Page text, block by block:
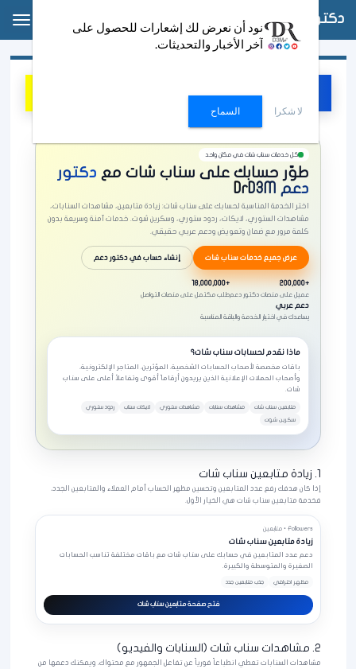
دكتور دعم
كل خدمات سناب شات في مكان واحد
طوّر حسابك على سناب شات مع دكتور
دعم DrD3M
اختر الخدمة المناسبة لحسابك على سناب شات: زيادة متابعين، مشاهدات السنابات،
مشاهدات الستوري، لايكات، ردود ستوري، وسكرين شوت. خدمات آمنة وسريعة بدون
كلمة مرور مع ضمان وتعويض ودعم عربي حقيقي.
عرض جميع خدمات سناب شات إنشاء حساب في دكتور دعم
+200,000
عميل على منصات دكتور دعم
+18,000,000
طلب مكتمل على منصات التواصل
دعم عربي
يساعدك في اختيار الخدمة والباقة المناسبة
ماذا نقدم لحسابات سناب شات؟
باقات مخصصة لأصحاب الحسابات الشخصية، المؤثرين، المتاجر الإلكترونية،
وأصحاب الحملات الإعلانية الذين يريدون أرقاماً أقوى وتفاعلاً أعلى على سناب
شات.
متابعين سناب شات مشاهدات سنابات مشاهدات ستوري لايكات سناب ردود ستوري
سكرين شوت
1. زيادة متابعين سناب شات
إذا كان هدفك رفع عدد المتابعين وتحسين مظهر الحساب أمام العملاء والمتابعين الجدد،
فخدمة متابعين سناب شات هي الخيار الأول.
Followers • متابعين
زيادة متابعين سناب شات
دعم عدد المتابعين في حسابك على سناب شات مع باقات مختلفة تناسب الحسابات
الصغيرة والمتوسطة والكبيرة.
مظهر احترافي جذب متابعين جدد
فتح صفحة متابعين سناب شات
2. مشاهدات سناب شات (السنابات والفيديو)
مشاهدات السنابات تعطي انطباعاً فورياً عن تفاعل الجمهور مع محتواك، ويمكنك دعمها من
نود أن نعرض لك إشعارات للحصول على
آخر الأخبار والتحديثات.
لا شكرا السماح